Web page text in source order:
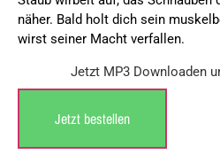
näher. Bald holt dich sein
wirst seiner Macht verfallen.
Jetzt MP3 Downloaden
Jetzt bestellen